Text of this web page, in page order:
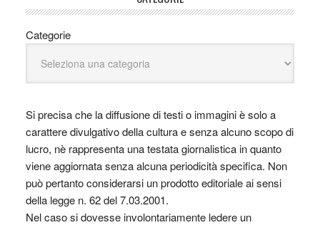
Categorie
Si precisa che la diffusione di testi o immagini è solo a
carattere divulgativo della cultura e senza alcuno scopo di
lucro, nè rappresenta una testata giornalistica in quanto
viene aggiornata senza alcuna periodicità specifica. Non
può pertanto considerarsi un prodotto editoriale ai sensi
della legge n. 62 del 7.03.2001.
Nel caso si dovesse involontariamente ledere un